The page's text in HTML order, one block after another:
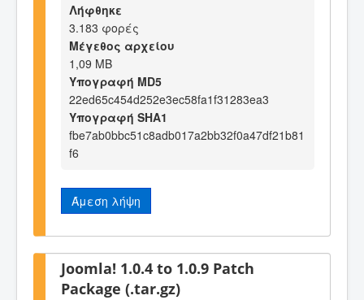
Λήφθηκε
3.183 φορές
Μέγεθος αρχείου
1,09 MB
Υπογραφή MD5
22ed65c454d252e3ec58fa1f31283ea3
Υπογραφή SHA1
fbe7ab0bbc51c8adb017a2bb32f0a47df21b81
f6
Άμεση λήψη
Joomla! 1.0.4 to 1.0.9 Patch
Package (.tar.gz)